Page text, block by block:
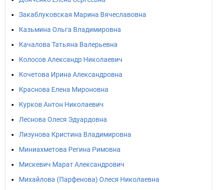
Закаблуковская Марина Вячеславовна
Казьмина Ольга Владимировна
Качалова Татьяна Валерьевна
Колосов Александр Николаевич
Кочетова Ирина Александровна
Краснова Елена Мироновна
Курков Антон Николаевич
Леснова Олеся Эдуардовна
Лизунова Кристина Владимировна
Миниахметова Регина Римовна
Мискевич Марат Александрович
Михайлова (Парфенова) Олеся Николаевна